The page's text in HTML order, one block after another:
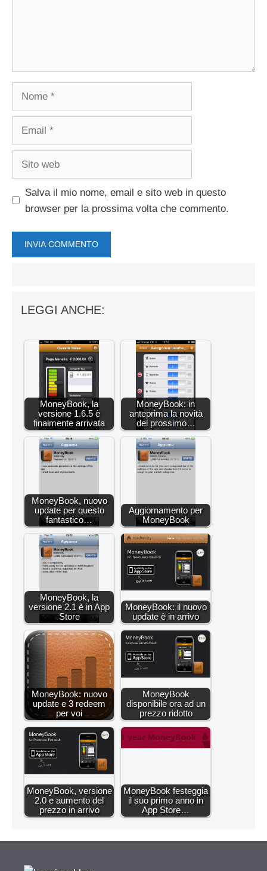
Nome
Email
Sito
Salva il mio nome, email e sito web in questo
browser per la prossima volta che commento.
LEGGI ANCHE:
MoneyBook, la
versione 1.6.5 è
finalmente arrivata
MoneyBook: in
anteprima la novità
del prossimo…
MoneyBook, nuovo
update per questo
fantastico…
Aggiornamento per
MoneyBook
MoneyBook, la
versione 2.1 è in App
Store
MoneyBook: il nuovo
update è in arrivo
MoneyBook: nuovo
update e 3 redeem
per voi
MoneyBook
disponibile ora ad un
prezzo ridotto
MoneyBook, versione
2.0 e aumento del
prezzo in arrivo
MoneyBook festeggia
il suo primo anno in
App Store…